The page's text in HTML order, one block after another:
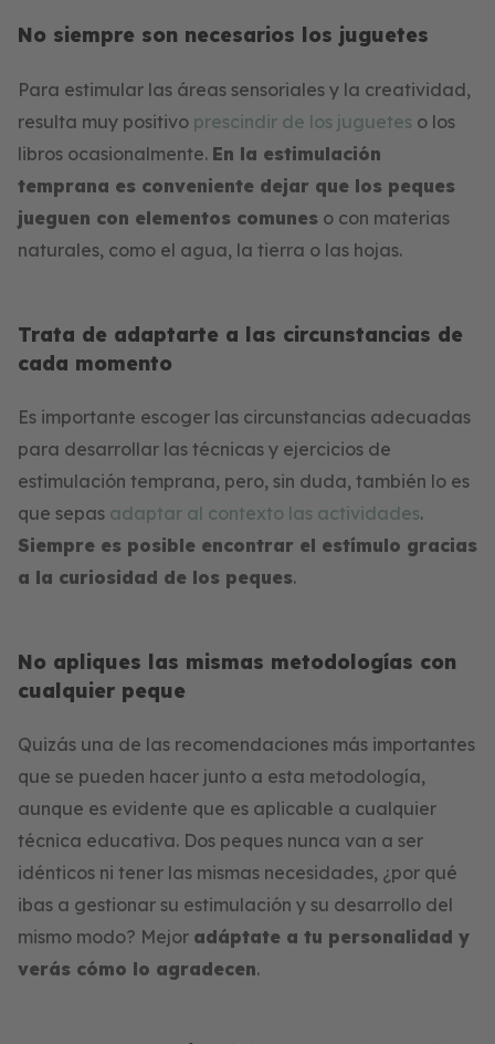
No siempre son necesarios los juguetes
Para estimular las áreas sensoriales y la creatividad,
resulta muy positivo prescindir de los juguetes o los
libros ocasionalmente. En la estimulación
temprana es conveniente dejar que los peques
jueguen con elementos comunes o con materias
naturales, como el agua, la tierra o las hojas.
Trata de adaptarte a las circunstancias de
cada momento
Es importante escoger las circunstancias adecuadas
para desarrollar las técnicas y ejercicios de
estimulación temprana, pero, sin duda, también lo es
que sepas adaptar al contexto las actividades.
Siempre es posible encontrar el estímulo gracias
a la curiosidad de los peques.
No apliques las mismas metodologías con
cualquier peque
Quizás una de las recomendaciones más importantes
que se pueden hacer junto a esta metodología,
aunque es evidente que es aplicable a cualquier
técnica educativa. Dos peques nunca van a ser
idénticos ni tener las mismas necesidades, ¿por qué
ibas a gestionar su estimulación y su desarrollo del
mismo modo? Mejor adáptate a tu personalidad y
verás cómo lo agradecen.